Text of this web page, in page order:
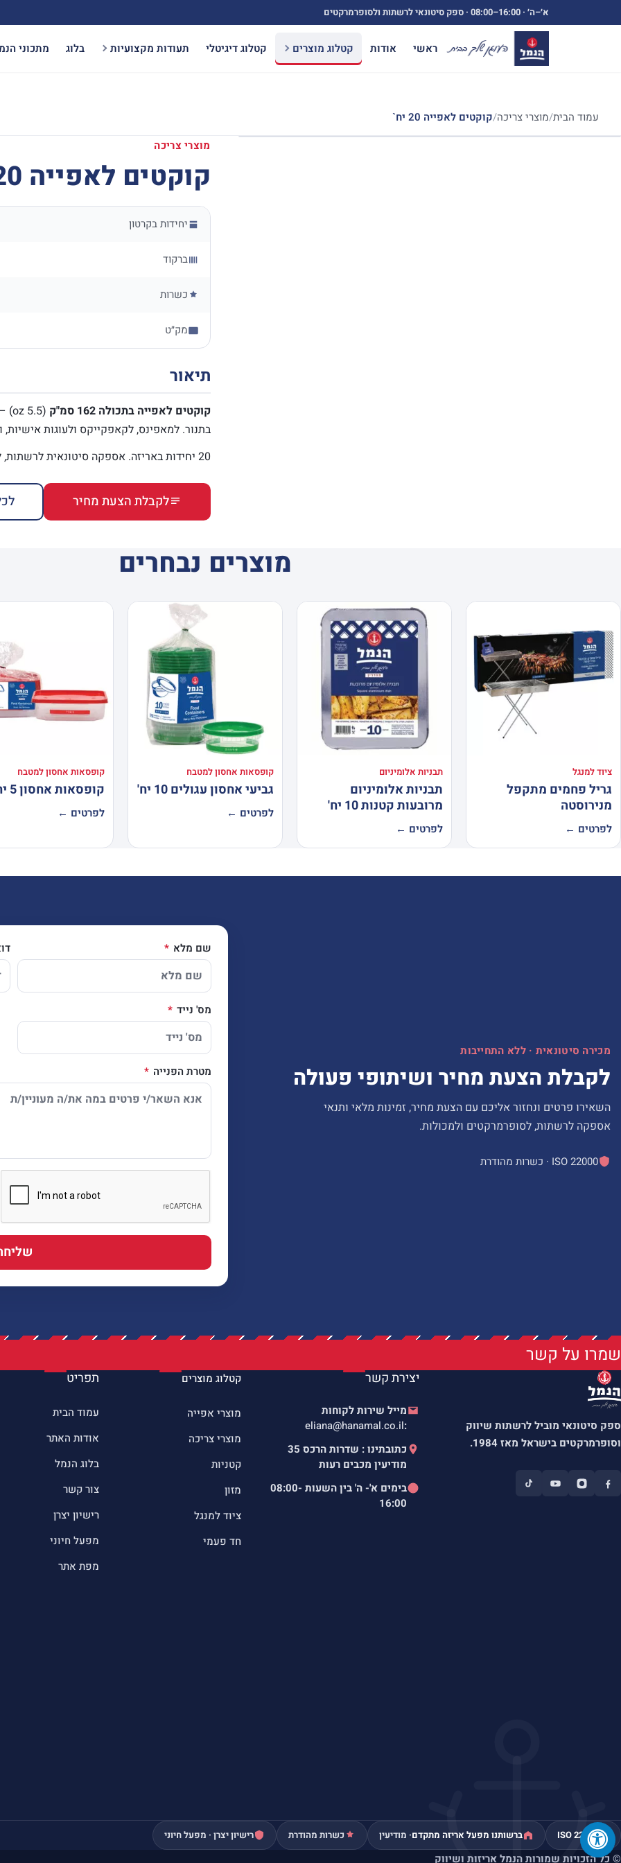
לתוכן
א׳–ה׳ · 08:00–16:00 · ספק סיטונאי לרשתות ולסופרמרקטים
ראשי אודות קטלוג מוצרים קטלוג דיגיטלי תעודות מקצועיות בלוג מתכוני
עמוד הבית/מוצרי צריכה/קוקטים לאפייה 20 יח`
מוצרי צריכה
קוקטים לאפייה 20 יח`
יחידות בקרטון
ברקוד
כשרות
מק״ט
תיאור
קוקטים לאפייה בתכולה 162 סמ"ק
בתנור. למאפינס, לקאפקייקס ולעוגות אישיות,
20 יחידות באריזה. אספקה סיטונאית לרשתות, למכולות, לקונדיטוריות ולקייטרינג.
לקבלת הצעת מחיר
מוצרים נבחרים
ציוד למנגל
גריל פחמים מתקפל
מנירוסטה
לפרטים ←
תבניות אלומיניום
תבניות אלומיניום
מרובעות קטנות 10 יח'
לפרטים ←
קופסאות אחסון למטבח
גביעי אחסון עגולים 10 יח'
לפרטים ←
קופסאות אחסון למטבח
קופסאות אחסון 5 יח`
לפרטים ←
מכירה סיטונאית · ללא התחייבות
לקבלת הצעת מחיר ושיתופי פעולה
השאירו פרטים ונחזור אליכם עם הצעת מחיר, זמינות מלאי ותנאי
אספקה לרשתות, לסופרמרקטים ולמכולות.
ISO 22000 · כשרות מהודרת
שם מלא
מס' נייד
מטרת הפנייה
שמרו על קשר
ספק סיטונאי מוביל לרשתות שיווק
וסופרמרקטים בישראל מאז 1984.
יצירת קשר
מייל שירות לקוחות
:
eliana@hanamal.co.il
כתובתינו : שדרות הרכס 35
מודיעין מכבים רעות
בימים א'- ה' בין השעות 08:00-
16:00
קטלוג מוצרים
מוצרי אפייה
מוצרי צריכה
קטניות
מזון
ציוד למנגל
חד פעמי
תפריט
עמוד הבית
אודות האתר
בלוג הנמל
צור קשר
רישיון יצרן
מפעל חיוני
מפת אתר
ISO 22000 ברשותנו מפעל אריזה מתקדם· מודיעין כשרות מהודרת רישיון יצרן · מפעל חיוני
© כל הזכויות שמורות הנמל אריזות ושיווק